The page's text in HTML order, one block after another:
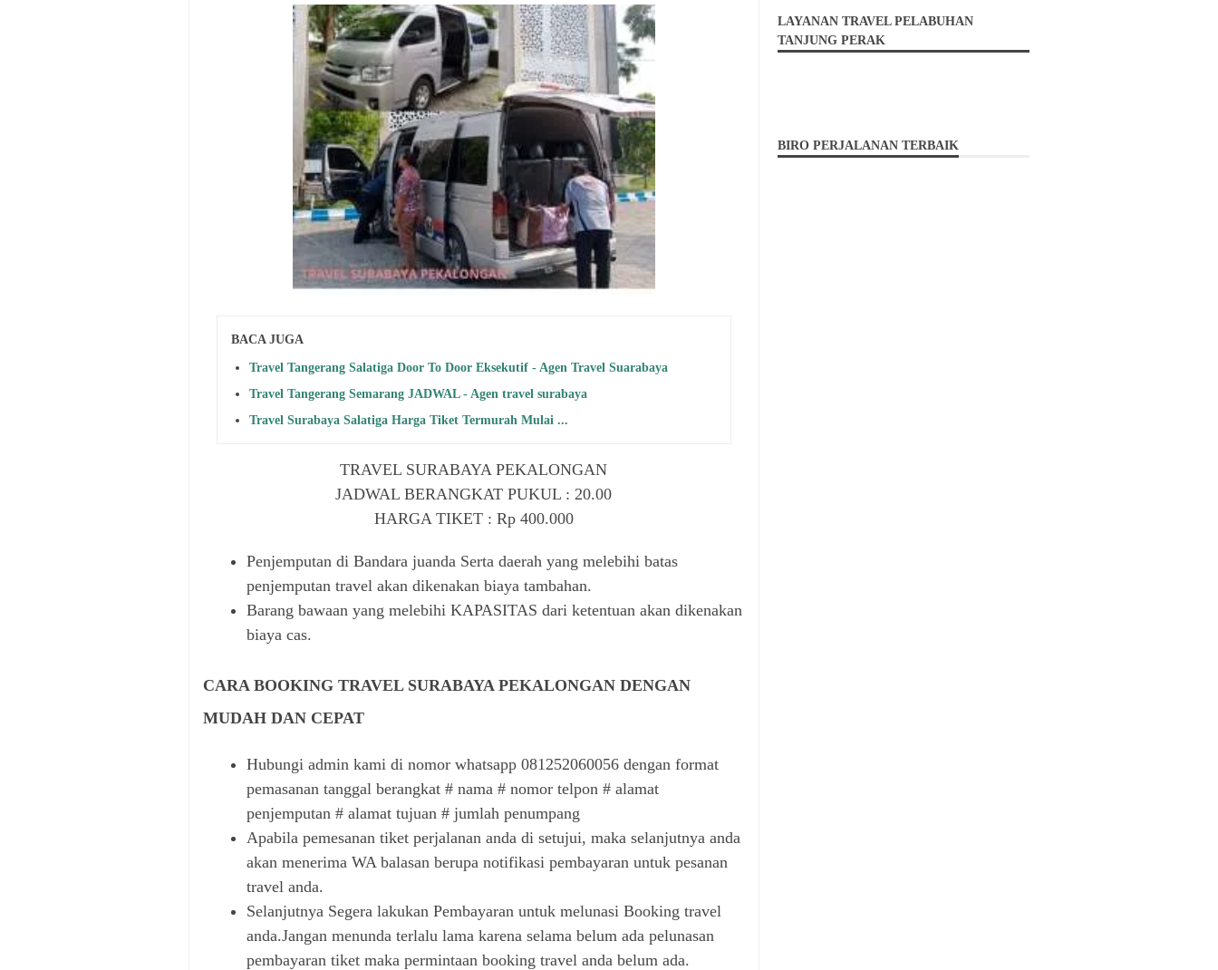
BACA JUGA
Travel Tangerang Salatiga Door To Door Eksekutif - Agen Travel Suarabaya
Travel Tangerang Semarang JADWAL - Agen travel surabaya
Travel Surabaya Salatiga Harga Tiket Termurah Mulai ...
TRAVEL SURABAYA PEKALONGAN
JADWAL BERANGKAT PUKUL : 20.00
HARGA TIKET : Rp 400.000
Penjemputan di Bandara juanda Serta daerah yang melebihi batas
penjemputan travel akan dikenakan biaya tambahan.
Barang bawaan yang melebihi KAPASITAS dari ketentuan akan dikenakan
biaya cas.
CARA BOOKING TRAVEL SURABAYA PEKALONGAN DENGAN
MUDAH DAN CEPAT
Hubungi admin kami di nomor whatsapp 081252060056 dengan format
pemasanan tanggal berangkat # nama # nomor telpon # alamat
penjemputan # alamat tujuan # jumlah penumpang
Apabila pemesanan tiket perjalanan anda di setujui, maka selanjutnya anda
akan menerima WA balasan berupa notifikasi pembayaran untuk pesanan
travel anda.
Selanjutnya Segera lakukan Pembayaran untuk melunasi Booking travel
anda.Jangan menunda terlalu lama karena selama belum ada pelunasan
pembayaran tiket maka permintaan booking travel anda belum ada.
LAYANAN TRAVEL PELABUHAN
TANJUNG PERAK
BIRO PERJALANAN TERBAIK